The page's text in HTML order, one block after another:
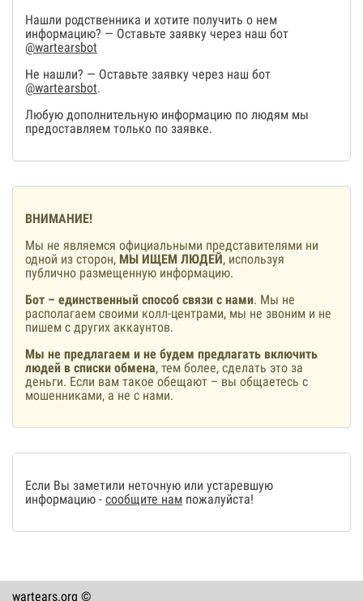
Нашли родственника и хотите получить о нем
информацию? — Оставьте заявку через наш бот
@wartearsbot
Не нашли? — Оставьте заявку через наш бот
@wartearsbot.
Любую дополнительную информацию по людям мы
предоставляем только по заявке.
ВНИМАНИЕ!
Мы не являемся официальными представителями ни
одной из сторон, МЫ ИЩЕМ ЛЮДЕЙ, используя
публично размещенную информацию.
Бот – единственный способ связи с нами. Мы не
располагаем своими колл-центрами, мы не звоним и не
пишем с других аккаунтов.
Мы не предлагаем и не будем предлагать включить
людей в списки обмена, тем более, сделать это за
деньги. Если вам такое обещают – вы общаетесь с
мошенниками, а не с нами.
Если Вы заметили неточную или устаревшую
информацию - сообщите нам пожалуйста!
wartears.org ©